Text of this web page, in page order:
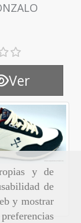
y de
de
y mostrar
Ver